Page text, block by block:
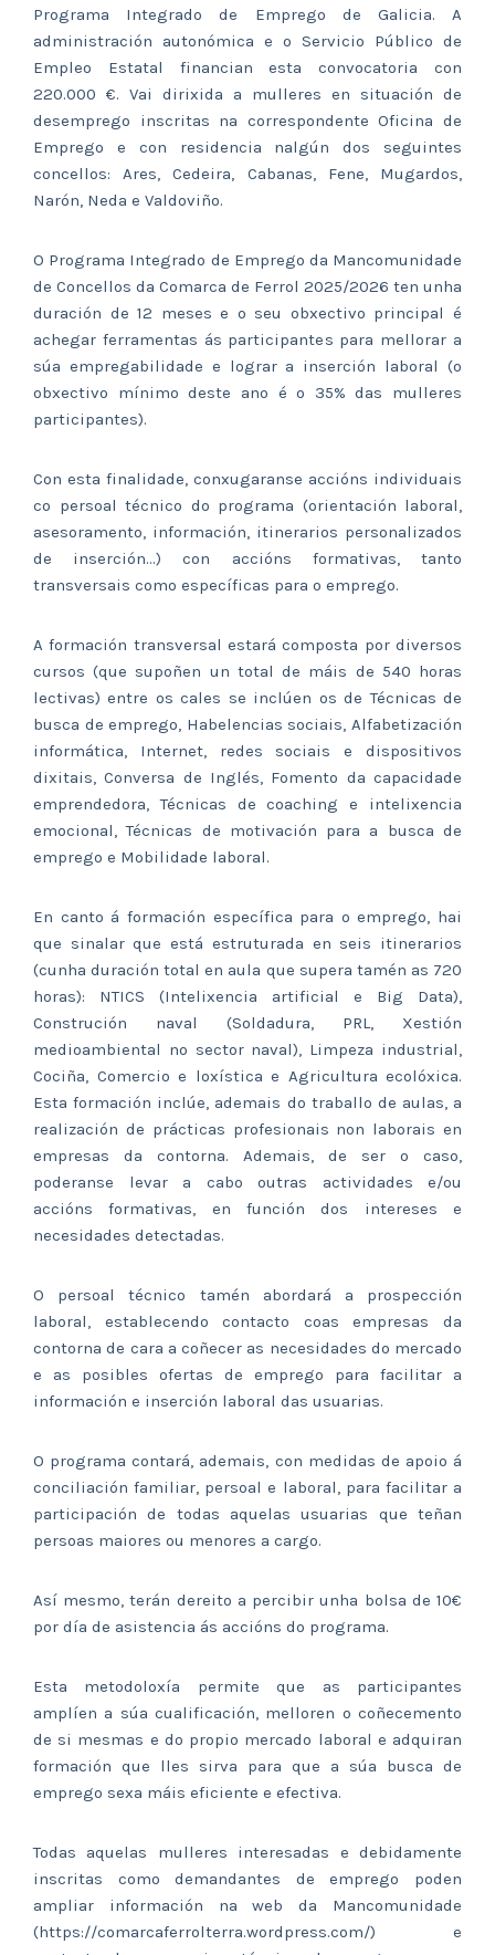
Programa Integrado de Emprego de Galicia. A
administración autonómica e o Servicio Público de
Empleo Estatal financian esta convocatoria con
220.000 €. Vai dirixida a mulleres en situación de
desemprego inscritas na correspondente Oficina de
Emprego e con residencia nalgún dos seguintes
concellos: Ares, Cedeira, Cabanas, Fene, Mugardos,
Narón, Neda e Valdoviño.
O Programa Integrado de Emprego da Mancomunidade
de Concellos da Comarca de Ferrol 2025/2026 ten unha
duración de 12 meses e o seu obxectivo principal é
achegar ferramentas ás participantes para mellorar a
súa empregabilidade e lograr a inserción laboral (o
obxectivo mínimo deste ano é o 35% das mulleres
participantes).
Con esta finalidade, conxugaranse accións individuais
co persoal técnico do programa (orientación laboral,
asesoramento, información, itinerarios personalizados
de inserción…) con accións formativas, tanto
transversais como específicas para o emprego.
A formación transversal estará composta por diversos
cursos (que supoñen un total de máis de 540 horas
lectivas) entre os cales se inclúen os de Técnicas de
busca de emprego, Habelencias sociais, Alfabetización
informática, Internet, redes sociais e dispositivos
dixitais, Conversa de Inglés, Fomento da capacidade
emprendedora, Técnicas de coaching e intelixencia
emocional, Técnicas de motivación para a busca de
emprego e Mobilidade laboral.
En canto á formación específica para o emprego, hai
que sinalar que está estruturada en seis itinerarios
(cunha duración total en aula que supera tamén as 720
horas): NTICS (Intelixencia artificial e Big Data),
Construción naval (Soldadura, PRL, Xestión
medioambiental no sector naval), Limpeza industrial,
Cociña, Comercio e loxística e Agricultura ecolóxica.
Esta formación inclúe, ademais do traballo de aulas, a
realización de prácticas profesionais non laborais en
empresas da contorna. Ademais, de ser o caso,
poderanse levar a cabo outras actividades e/ou
accións formativas, en función dos intereses e
necesidades detectadas.
O persoal técnico tamén abordará a prospección
laboral, establecendo contacto coas empresas da
contorna de cara a coñecer as necesidades do mercado
e as posibles ofertas de emprego para facilitar a
información e inserción laboral das usuarias.
O programa contará, ademais, con medidas de apoio á
conciliación familiar, persoal e laboral, para facilitar a
participación de todas aquelas usuarias que teñan
persoas maiores ou menores a cargo.
Así mesmo, terán dereito a percibir unha bolsa de 10€
por día de asistencia ás accións do programa.
Esta metodoloxía permite que as participantes
amplíen a súa cualificación, melloren o coñecemento
de si mesmas e do propio mercado laboral e adquiran
formación que lles sirva para que a súa busca de
emprego sexa máis eficiente e efectiva.
Todas aquelas mulleres interesadas e debidamente
inscritas como demandantes de emprego poden
ampliar información na web da Mancomunidade
(https://comarcaferrolterra.wordpress.com/) e